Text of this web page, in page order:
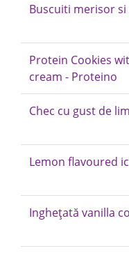
Buscuiti merisor si
Protein Cookies
cream - Proteino
Chec cu gust de
Lemon flavoured
Inghețată vanilla